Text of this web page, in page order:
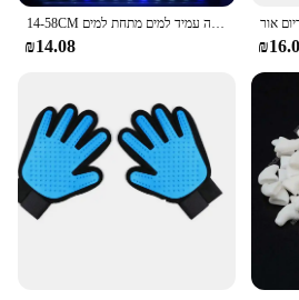
14-58CM אור אקווריום דגי טנק טבולה אור מנורה עמיד למים מתחת למים LED אורות אקווריום תאורה
₪14.08